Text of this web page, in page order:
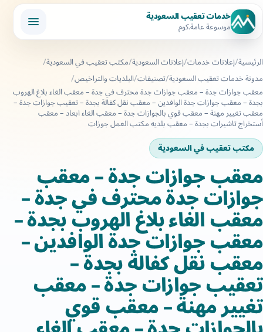
خدمات تعقيب السعودية
موسوعة عامة.كوم
الرئيسية إعلانات خدمات إعلانات السعودية مكتب تعقيب في السعودية
مدونة خدمات تعقيب السعودية تصنيفات البلديات والتراخيص
معقب جوازات جدة – معقب جوازات جدة محترف في جدة – معقب الغاء بلاغ الهروب
بجدة – معقب جوازات جدة الوافدين – معقب نقل كفالة بجدة – تعقيب جوازات جدة –
معقب تغيير مهنة – معقب قوي بالجوازات جدة – معقب الغاء ابعاد – معقب
أستخراج تاشيرات بجدة – معقب بلديه مكتب العمل جوزات
مكتب تعقيب في السعودية
معقب جوازات جدة – معقب
جوازات جدة محترف في جدة –
معقب الغاء بلاغ الهروب بجدة –
معقب جوازات جدة الوافدين –
معقب نقل كفالة بجدة –
تعقيب جوازات جدة – معقب
تغيير مهنة – معقب قوي